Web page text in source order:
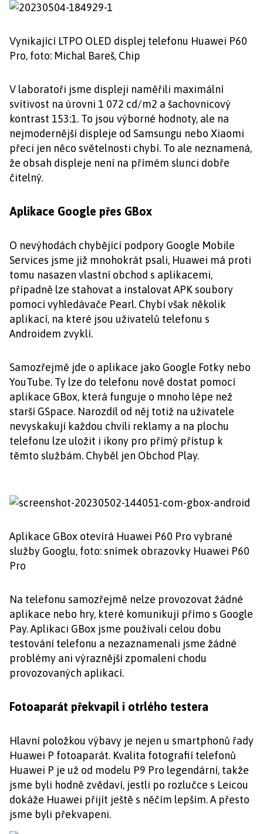
Vynikající LTPO OLED displej telefonu Huawei P60
Pro, foto: Michal Bareš, Chip
V laboratoři jsme displeji naměřili maximální
svítivost na úrovni 1 072 cd/m2 a šachovnicový
kontrast 153:1. To jsou výborné hodnoty, ale na
nejmodernější displeje od Samsungu nebo Xiaomi
přeci jen něco světelnosti chybí. To ale neznamená,
že obsah displeje není na přímém slunci dobře
čitelný.
Aplikace Google přes GBox
O nevýhodách chybějící podpory Google Mobile
Services jsme již mnohokrát psali, Huawei má proti
tomu nasazen vlastní obchod s aplikacemi,
případně lze stahovat a instalovat APK soubory
pomocí vyhledávače Pearl. Chybí však několik
aplikací, na které jsou uživatelů telefonu s
Androidem zvyklí.
Samozřejmě jde o aplikace jako Google Fotky nebo
YouTube. Ty lze do telefonu nově dostat pomocí
aplikace GBox, která funguje o mnoho lépe než
starší GSpace. Narozdíl od něj totiž na uživatele
nevyskakují každou chvíli reklamy a na plochu
telefonu lze uložit i ikony pro přímý přístup k
těmto službám. Chyběl jen Obchod Play.
Aplikace GBox otevírá Huawei P60 Pro vybrané
služby Googlu, foto: snímek obrazovky Huawei P60
Pro
Na telefonu samozřejmě nelze provozovat žádné
aplikace nebo hry, které komunikují přímo s Google
Pay. Aplikaci GBox jsme používali celou dobu
testování telefonu a nezaznamenali jsme žádné
problémy ani výraznější zpomalení chodu
provozovaných aplikací.
Fotoaparát překvapil i otrlého testera
Hlavní položkou výbavy je nejen u smartphonů řady
Huawei P fotoaparát. Kvalita fotografií telefonů
Huawei P je už od modelu P9 Pro legendární, takže
jsme byli hodně zvědaví, jestli po rozlučce s Leicou
dokáže Huawei přijít ještě s něčím lepším. A přesto
jsme byli překvapeni.